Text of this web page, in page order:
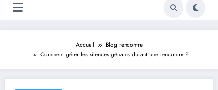
Accueil
Blog rencontre
Comment gérer les silences gênants durant une rencontre ?